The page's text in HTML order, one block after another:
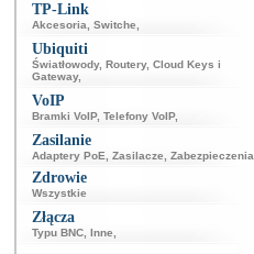
TP-Link
Akcesoria Switche
Ubiquiti
Światłowody, Routery, Cloud Keys i
Gateway,
VoIP
Bramki VoIP, Telefony VoIP,
Zasilanie
Adaptery PoE Zasilacze Zabezpieczenia
Zdrowie
Wszystkie
Złącza
Typu BNC Inne